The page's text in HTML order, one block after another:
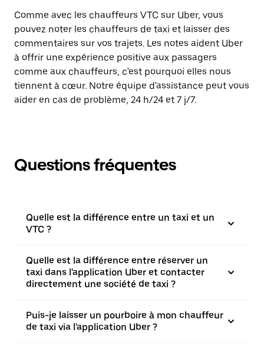
Comme avec les chauffeurs VTC sur Uber, vous
pouvez noter les chauffeurs de taxi et laisser des
commentaires sur vos trajets. Les notes aident Uber
à offrir une expérience positive aux passagers
comme aux chauffeurs, c'est pourquoi elles nous
tiennent à cœur. Notre équipe d'assistance peut vous
aider en cas de problème, 24 h/24 et 7 j/7.
Questions fréquentes
Quelle est la différence entre un taxi et un
VTC ?
Quelle est la différence entre réserver un
taxi dans l'application Uber et contacter
directement une société de taxi ?
Puis-je laisser un pourboire à mon chauffeur
de taxi via l'application Uber ?